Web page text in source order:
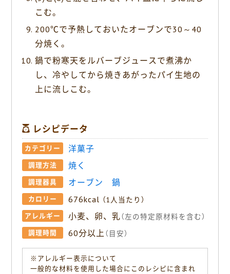
こむ。
200℃で予熱しておいたオーブンで30～40
分焼く。
鍋で粉寒天をルバーブジュースで煮沸か
し、冷やしてから焼きあがったパイ生地の
上に流しこむ。
レシピデータ
カテゴリー 洋菓子
調理方法 焼く
調理器具 オーブン 鍋
カロリー 676kcal （1人当たり）
アレルギー 小麦、卵、乳（左の特定原材料を含む）
調理時間 60分以上 （目安）
※アレルギー表示について
一般的な材料を使用した場合にこのレシピに含まれ